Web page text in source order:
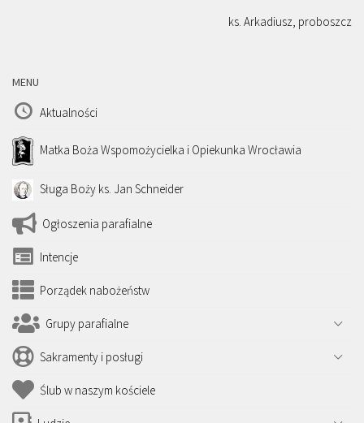
ks. Arkadiusz, proboszcz
MENU
Aktualności
Matka Boża Wspomożycielka i Opiekunka Wrocławia
Sługa Boży ks. Jan Schneider
Ogłoszenia parafialne
Intencje
Porządek nabożeństw
Grupy parafialne
Sakramenty i posługi
Ślub w naszym kościele